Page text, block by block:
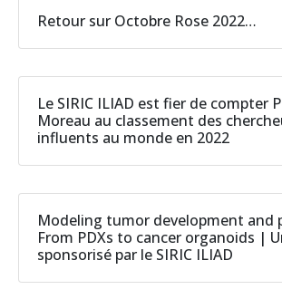
Retour sur Octobre Rose 2022…
Le SIRIC ILIAD est fier de compter
Moreau au classement des
influents au monde en 2022
Modeling tumor development and
From PDXs to cancer organoids |
sponsorisé par le SIRIC ILIAD